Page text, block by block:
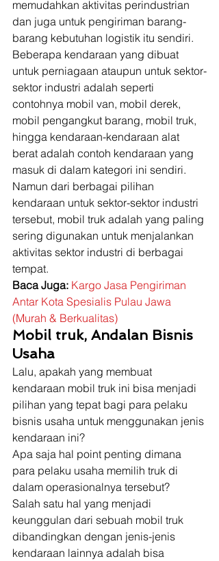
memudahkan aktivitas perindustrian
dan juga untuk pengiriman barang-
barang kebutuhan logistik itu sendiri.
Beberapa kendaraan yang dibuat
untuk perniagaan ataupun untuk sektor-
sektor industri adalah seperti
contohnya mobil van, mobil derek,
mobil pengangkut barang, mobil truk,
hingga kendaraan-kendaraan alat
berat adalah contoh kendaraan yang
masuk di dalam kategori ini sendiri.
Namun dari berbagai pilihan
kendaraan untuk sektor-sektor industri
tersebut, mobil truk adalah yang paling
sering digunakan untuk menjalankan
aktivitas sektor industri di berbagai
tempat.
Baca Juga: Kargo Jasa Pengiriman
Antar Kota Spesialis Pulau Jawa
(Murah & Berkualitas)
Mobil truk, Andalan Bisnis
Usaha
Lalu, apakah yang membuat
kendaraan mobil truk ini bisa menjadi
pilihan yang tepat bagi para pelaku
bisnis usaha untuk menggunakan jenis
kendaraan ini?
Apa saja hal point penting dimana
para pelaku usaha memilih truk di
dalam operasionalnya tersebut?
Salah satu hal yang menjadi
keunggulan dari sebuah mobil truk
dibandingkan dengan jenis-jenis
kendaraan lainnya adalah bisa